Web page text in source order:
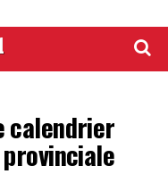
calendrier